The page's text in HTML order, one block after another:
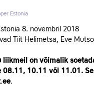
Estonia
8. novembril 2018
Tiit Helimetsa, Eve
liikmeil on võimalik
08.11, 10.11 või 11.01.
.ee.